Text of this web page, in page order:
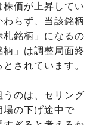
価が上昇してい
らず、当該銘柄
札銘柄」になるの
」は調整局面終
されています。
のは、セリング
場の下げ途中で